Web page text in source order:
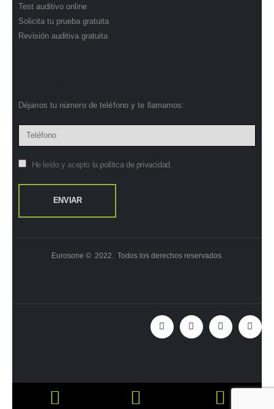
Test auditivo online
Solicita tu prueba gratuita
Revisión auditiva gratuita
Déjanos tu número de teléfono y te llamamos:
He leído y acepto la política de privacidad .
Eurosone © 2022. Todos los derechos reservados.